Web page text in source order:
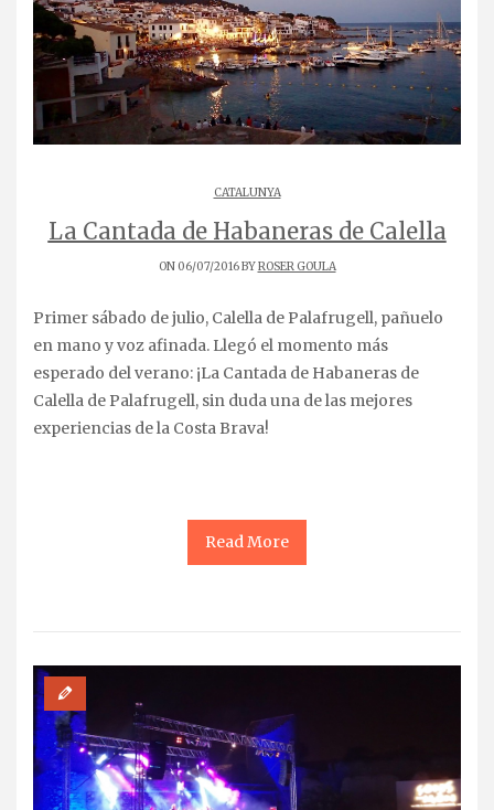
CATALUNYA
La Cantada de Habaneras de Calella
ON 06/07/2016 BYROSER GOULA
Primer sábado de julio, Calella de Palafrugell, pañuelo
en mano y voz afinada. Llegó el momento más
esperado del verano: ¡La Cantada de Habaneras de
Calella de Palafrugell, sin duda una de las mejores
experiencias de la Costa Brava!
Read More